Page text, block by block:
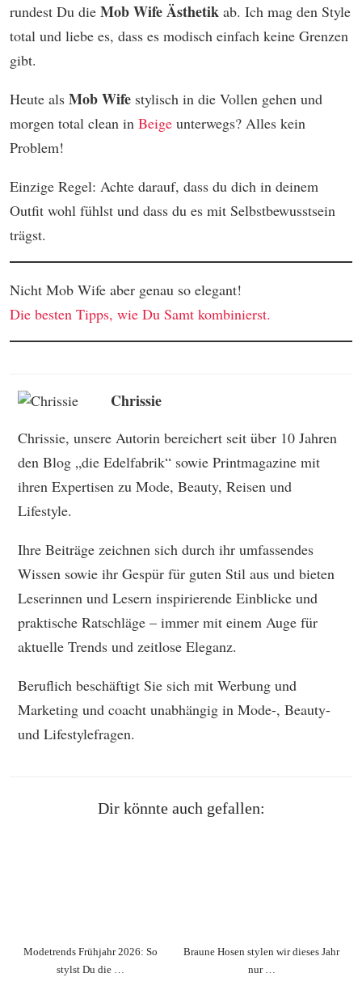
rundest Du die Mob Wife Ästhetik ab. Ich mag den Style
total und liebe es, dass es modisch einfach keine Grenzen
gibt.
Heute als Mob Wife stylisch in die Vollen gehen und
morgen total clean in Beige unterwegs? Alles kein
Problem!
Einzige Regel: Achte darauf, dass du dich in deinem
Outfit wohl fühlst und dass du es mit Selbstbewusstsein
trägst.
Nicht Mob Wife aber genau so elegant!
Die besten Tipps, wie Du Samt kombinierst.
Chrissie
Chrissie, unsere Autorin bereichert seit über 10 Jahren
den Blog „die Edelfabrik“ sowie Printmagazine mit
ihren Expertisen zu Mode, Beauty, Reisen und
Lifestyle.
Ihre Beiträge zeichnen sich durch ihr umfassendes
Wissen sowie ihr Gespür für guten Stil aus und bieten
Leserinnen und Lesern inspirierende Einblicke und
praktische Ratschläge – immer mit einem Auge für
aktuelle Trends und zeitlose Eleganz.
Beruflich beschäftigt Sie sich mit Werbung und
Marketing und coacht unabhängig in Mode-, Beauty-
und Lifestylefragen.
Dir könnte auch gefallen:
Modetrends Frühjahr 2026: So
stylst Du die …
Braune Hosen stylen wir dieses Jahr
nur …